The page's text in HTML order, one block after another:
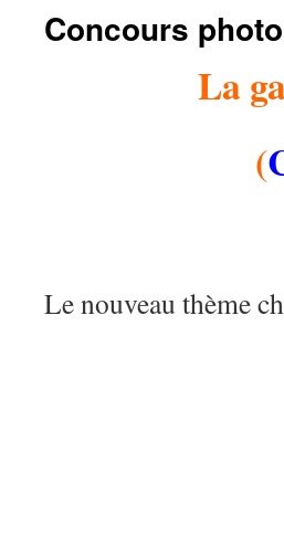
Concours
La
(
Le nouveau thème